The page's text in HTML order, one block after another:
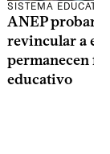
SISTEMA
ANEP probará
revincular a
permanecen
educativo